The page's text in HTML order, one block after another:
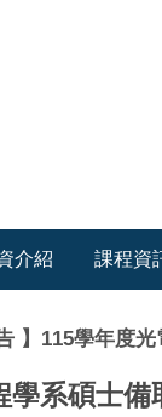
介紹 課程資
】115學年度
系碩士備